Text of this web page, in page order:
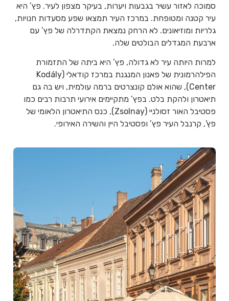
סמוכה לאזור עשיר בגבעות ויערות, בעיקר מצפון לעיר. פץ’ היא
עיר קטנה ומטופחת. במרכז העיר תמצאו שפע מסעדות חנויות,
גלריות ומוזיאונים. לא הרחק נמצאת הקתדרלה של פץ’ עם
ארבעת המגדלים הבולטים שלה.
למרות היותה עיר לא גדולה, פץ’ היא ביתה של התזמורת
הפילהרמונית של פאנון המנגנת במרכז קודאלי (Kodály
Center), שהוא אולם קונצרטים ברמה עולמית, ויש בה גם
תיאטרון ולהקת בלט. בפץ’ מתקיימים אירועי תרבות רבים כמו
פסטיבל האור זסולניי (Zsolnay), כנס התיאטרון הלאומי של
פץ’, קרנבל העיר פץ’ ופסטיבל היין והשירה האירופי.